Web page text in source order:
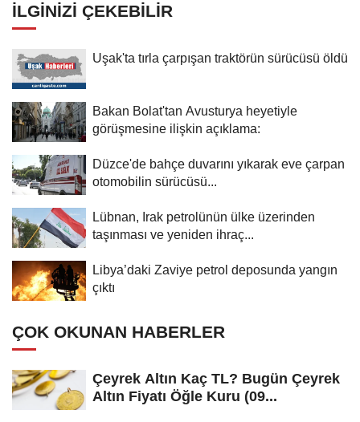
İLGINIZI ÇEKEBILIR
Uşak'ta tırla çarpışan traktörün sürücüsü öldü
Bakan Bolat'tan Avusturya heyetiyle
görüşmesine ilişkin açıklama:
Düzce'de bahçe duvarını yıkarak eve çarpan
otomobilin sürücüsü...
Lübnan, Irak petrolünün ülke üzerinden
taşınması ve yeniden ihraç...
Libya’daki Zaviye petrol deposunda yangın
çıktı
ÇOK OKUNAN HABERLER
Çeyrek Altın Kaç TL? Bugün Çeyrek
Altın Fiyatı Öğle Kuru (09...